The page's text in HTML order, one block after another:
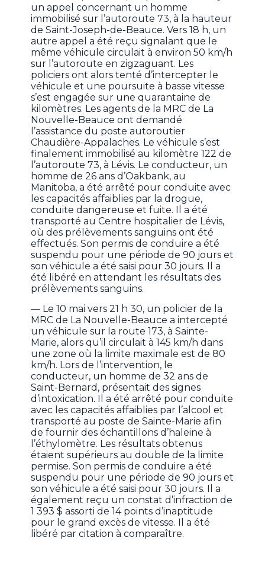
un appel concernant un homme
immobilisé sur l’autoroute 73, à la hauteur
de Saint-Joseph-de-Beauce. Vers 18 h, un
autre appel a été reçu signalant que le
même véhicule circulait à environ 50 km/h
sur l’autoroute en zigzaguant. Les
policiers ont alors tenté d’intercepter le
véhicule et une poursuite à basse vitesse
s’est engagée sur une quarantaine de
kilomètres. Les agents de la MRC de La
Nouvelle-Beauce ont demandé
l’assistance du poste autoroutier
Chaudière-Appalaches. Le véhicule s’est
finalement immobilisé au kilomètre 122 de
l’autoroute 73, à Lévis. Le conducteur, un
homme de 26 ans d’Oakbank, au
Manitoba, a été arrêté pour conduite avec
les capacités affaiblies par la drogue,
conduite dangereuse et fuite. Il a été
transporté au Centre hospitalier de Lévis,
où des prélèvements sanguins ont été
effectués. Son permis de conduire a été
suspendu pour une période de 90 jours et
son véhicule a été saisi pour 30 jours. Il a
été libéré en attendant les résultats des
prélèvements sanguins.
— Le 10 mai vers 21 h 30, un policier de la
MRC de La Nouvelle-Beauce a intercepté
un véhicule sur la route 173, à Sainte-
Marie, alors qu’il circulait à 145 km/h dans
une zone où la limite maximale est de 80
km/h. Lors de l’intervention, le
conducteur, un homme de 32 ans de
Saint-Bernard, présentait des signes
d’intoxication. Il a été arrêté pour conduite
avec les capacités affaiblies par l’alcool et
transporté au poste de Sainte-Marie afin
de fournir des échantillons d’haleine à
l’éthylomètre. Les résultats obtenus
étaient supérieurs au double de la limite
permise. Son permis de conduire a été
suspendu pour une période de 90 jours et
son véhicule a été saisi pour 30 jours. Il a
également reçu un constat d’infraction de
1 393 $ assorti de 14 points d’inaptitude
pour le grand excès de vitesse. Il a été
libéré par citation à comparaître.